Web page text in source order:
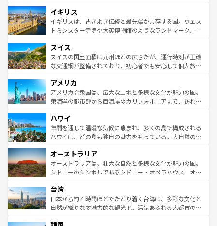
いる。シャンパンの発祥地であるランス、プロヴァンスの
香り高いラベンダー畑など、多彩な楽しみ方が可能だ。さ
らに、パリ以外の地域にも魅力が溢れており、どの街角に
れる地方に足を運ぶとそれぞれで全く異なる文化を体験で
きるだろう。 なお、新着のフランス情報はコンテンツ一覧
を参照してほしい。
顔を持つこの国は、どこを歩いても飽きることがない。ベ
ルリンの文化的活気、バイエルン州のアルプスの絶景、そ
してライン川沿いのワイン畑といった風景は必見。ビール
は、お酒好きな人にはぜひ体験してほしい。 なお、新着の
ドイツ情報はコンテンツ一覧を参照してほしい。
イギリス
イギリスは、古きよき伝統と最先端が共存する国。ウェス
トミンスター寺院や大英博物館のようなランドマーク、歴
リアごとに異なる魅力がある。また、優雅なアフタヌーン
ティー、ビール好きにはたまらない英国パブ、サッカー観
戦など、本場だからこそできる体験も豊富。イギリスを旅
ンツ一覧を参照してほしい。
スイス
スイスの国土面積は九州ほどの広さだが、運行時刻が正確
な交通網が整備されており、初心者でも安心して個人旅行
の建物がそのまま残る町や、スイスならではのユニークな
博物館もあり、アルプス観光だけでなく町歩きも満喫する
ことができる。国民の所得が高いため物価も高いが、旅行
ば市内交通費無料で観光を楽しむこともできる。 なお、新
着のスイス情報はコンテンツ一覧 を参照してほしい。
アメリカ
アメリカ合衆国は、広大な土地と多様な文化が魅力の国。
東海岸の都市部から西海岸のカリフォルニアまで、訪れる
のような巨大都市は、観光、ショッピング、エンターテイ
ンメントが詰まった刺激的なスポットだ。一方、アメリカ
西部には大自然が広がり、グランドキャニオンやイエロー
部のニューオーリンズでは、音楽と美食が融合した独特の
文化が魅力。旅行者はアメリカの各地域で異なる魅力を楽
しみながら、その多様性と豊かな歴史を感じることができ
ならではの贅沢な旅のスタイルだ。 なお、新着のアメリカ
情報はコンテンツ一覧を参照してほしい。
ハワイ
年間を通じて温暖な気候に恵まれ、多くの島で構成される
ハワイは、どの島も独自の魅力をもっている。大自然の神
ワイ島は見逃せない。また、定番の観光地といえばオアフ
島だが、静かな自然を求めるならマウイ島やカウアイ島が
おすすめ。エメラルドグリーンに輝く海をはじめ、豊かな
れるおもてなしの心で訪れる人々を迎えてくれるハワイの
人々、おいしいローカルフードやハワイアンミュージッ
ク、伝統的なフラダンスなど、すべてがハワイの魅力を彩
ワイを、存分に味わってほしい。 なお、新着のハワイ情報
オーストラリア
オーストラリアは、壮大な自然と多様な文化が魅力の国。
シドニーのシンボルであるシドニー・オペラハウス、オー
リアリーフや大陸中央部にそびえるウルル（エアーズロッ
ク）、タスマニアの美しい原生林やケアンズの熱帯雨林な
ど、見どころがたくさん。また、カフェやワイン、オージ
いる。アクティビティも充実しており、サーフィンやダイ
台湾
日本から約４時間ほどでたどり着く台湾は、多彩な文化と
自然が織りなす魅力的な観光地。活気あふれる大都市の台